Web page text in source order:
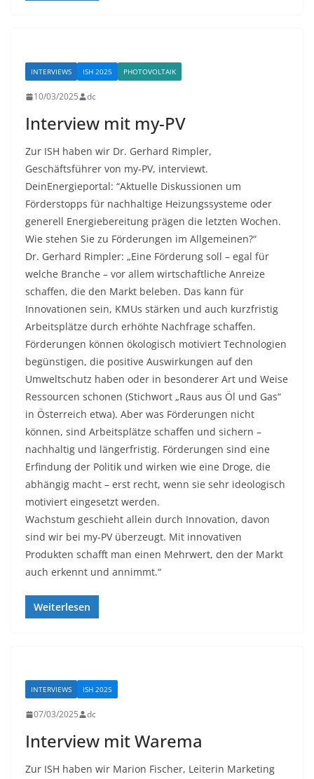
INTERVIEWS ISH 2025 PHOTOVOLTAIK
10/03/2025 dc
Interview mit my-PV
Zur ISH haben wir Dr. Gerhard Rimpler,
Geschäftsführer von my-PV, interviewt.
DeinEnergieportal: “Aktuelle Diskussionen um
Förderstopps für nachhaltige Heizungssysteme oder
generell Energiebereitung prägen die letzten Wochen.
Wie stehen Sie zu Förderungen im Allgemeinen?“
Dr. Gerhard Rimpler: „Eine Förderung soll – egal für
welche Branche – vor allem wirtschaftliche Anreize
schaffen, die den Markt beleben. Das kann für
Innovationen sein, KMUs stärken und auch kurzfristig
Arbeitsplätze durch erhöhte Nachfrage schaffen.
Förderungen können ökologisch motiviert Technologien
begünstigen, die positive Auswirkungen auf den
Umweltschutz haben oder in besonderer Art und Weise
Ressourcen schonen (Stichwort „Raus aus Öl und Gas“
in Österreich etwa). Aber was Förderungen nicht
können, sind Arbeitsplätze schaffen und sichern –
nachhaltig und längerfristig. Förderungen sind eine
Erfindung der Politik und wirken wie eine Droge, die
abhängig macht – erst recht, wenn sie sehr ideologisch
motiviert eingesetzt werden.
Wachstum geschieht allein durch Innovation, davon
sind wir bei my-PV überzeugt. Mit innovativen
Produkten schafft man einen Mehrwert, den der Markt
auch erkennt und annimmt.“
Weiterlesen
INTERVIEWS ISH 2025
07/03/2025 dc
Interview mit Warema
Zur ISH haben wir Marion Fischer, Leiterin Marketing